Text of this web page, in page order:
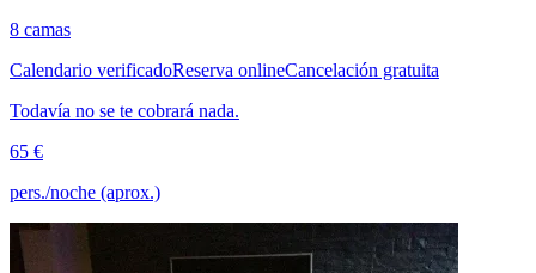
8 camas
Calendario verificadoReserva onlineCancelación gratuita
Todavía no se te cobrará nada.
65 €
pers./noche (aprox.)